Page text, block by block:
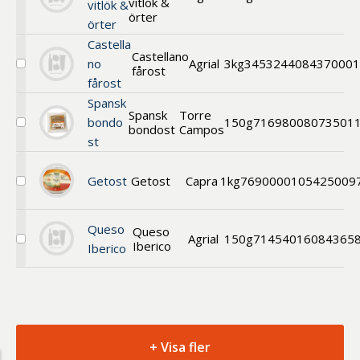
örter
vitlök &
örter
örter
Välj
fårost
Castella
no
fårost
Castellano
fårost
Agrial 3kg3453244
Välj
bondost
Spansk
bondo
st
Spansk
bondost
Torre
Campos150g71698008
Välj
getost
Getost Getost Capra 1kg76900001
Välj
Iberico
Queso
Iberico
Queso
Iberico
Agrial 150g71454016
+ Visa fler